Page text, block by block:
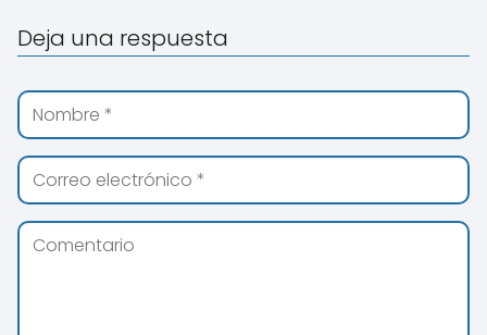
Deja una respuesta